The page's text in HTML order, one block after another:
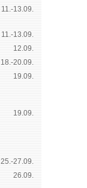
11.-13.09.
11.-13.09.
12.09.
18.-20.09.
19.09.
19.09.
25.-27.09.
26.09.